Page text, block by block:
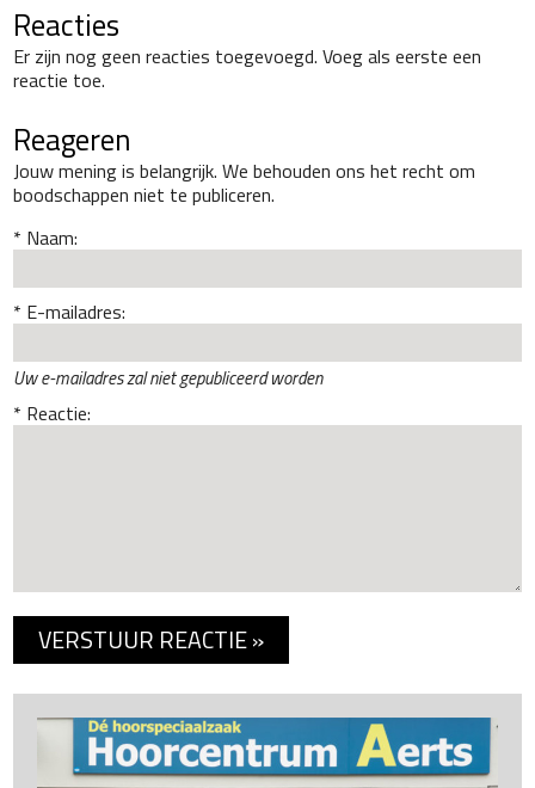
Reacties
Er zijn nog geen reacties toegevoegd. Voeg als eerste een
reactie toe.
Reageren
Jouw mening is belangrijk. We behouden ons het recht om
boodschappen niet te publiceren.
Naam:
E-mailadres:
Uw e-mailadres zal niet gepubliceerd worden
Reactie: